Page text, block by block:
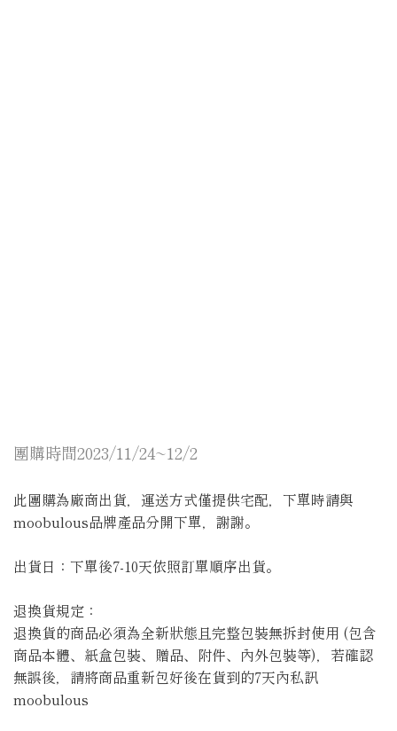
團購時間2023/11/24~12/2
此團購為廠商出貨，運送方式僅提供宅配，下單時請與
moobulous品牌產品分開下單，謝謝。
出貨日：下單後7-10天依照訂單順序出貨。
退換貨規定：
退換貨的商品必須為全新狀態且完整包裝無拆封使用 (包含
商品本體、紙盒包裝、贈品、附件、內外包裝等)，若確認
無誤後，請將商品重新包好後在貨到的7天內私訊
moobulous